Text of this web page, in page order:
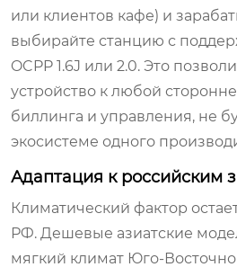
или клиентов кафе) и
выбирайте станцию с
OCPP 1.6J или 2.0. Это
устройство к любой
биллинга и управления, не
экосистеме одного
Адаптация к российским
Климатический фактор
РФ. Дешевые азиатские
мягкий климат Юго-